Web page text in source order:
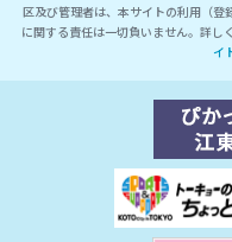
区及び管理者は、本サイトの利用（登
に関する責任は一切負いません。詳し
イ